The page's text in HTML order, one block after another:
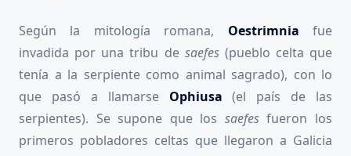
Según la mitología romana, Oestrimniafue
invadida por una tribu de saefes (pueblo celta que
tenía a la serpiente como animal sagrado), con lo
que pasó a llamarse Ophiusa(el país de las
serpientes). Se supone que los saefesfueron los
primeros pobladores celtas que llegaron a Galicia